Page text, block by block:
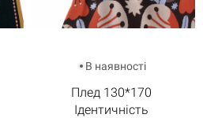
В наявності
Плед 130*170
Ідентичність